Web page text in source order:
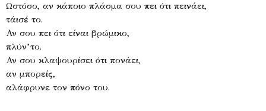
Ωστόσο, αν κάποιο πλάσμα σου πει ότι πεινάει,
τάισέ το.
Αν σου πει ότι είναι βρώμικο,
πλύν’το.
Αν σου κλαψουρίσει ότι πονάει,
αν μπορείς,
αλάφρυνε τον πόνο του.